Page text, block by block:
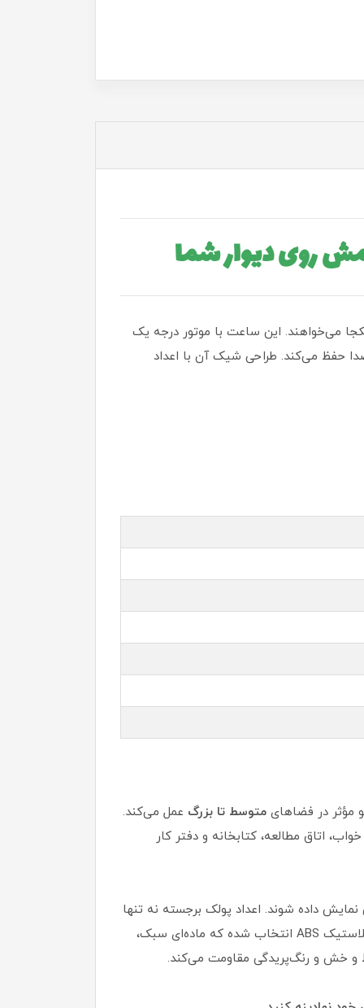
روی دیوار شما
می‌خواهند. این ساعت با موتور درجه یک
حفظ می‌کند. طراحی شیک آن با اعداد
مؤثر در فضاهای متوسط تا بزرگ عمل می‌کند.
اتاق مطالعه، کتابخانه و دفتر کار
داده شوند. اعداد پولک برجسته نه تنها
خوانایی را افزایش می‌دهند، بلکه با ایجاد سایه‌های ظریف، حسی سه‌بعدی و عمق به ساعت می‌بخشند. فریم از جنس پلاستیک ABS انتخاب شده که ماده‌ای سبک،
خط و خش و رنگ‌پریدگی مقاومت می‌کند.